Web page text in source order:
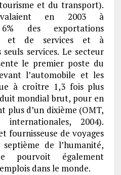
et du transport).
en 2003 à
6% des exportations
et de services et à
services. Le secteur
le premier poste du
l’automobile et les
à croître 1,3 fois plus
mondial brut, pour en
plus d’un dixième (OMT,
2004).
fournisseuse de voyages
de l’humanité,
pourvoit également
dans le monde.